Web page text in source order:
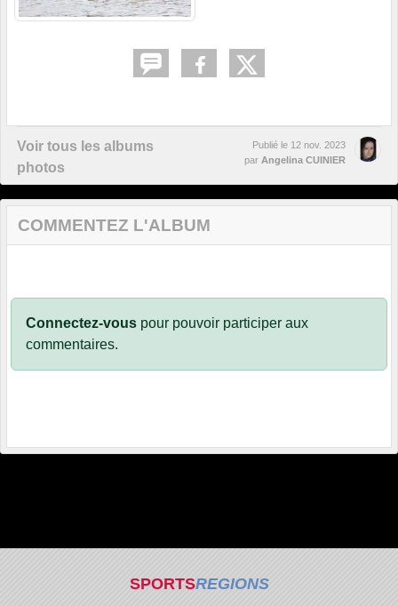
Voir tous les albums
photos
Publié le 12 nov. 2023
par Angelina CUINIER
COMMENTEZ L'ALBUM
Connectez-vous pour pouvoir participer aux
commentaires.
SPORTSREGIONS